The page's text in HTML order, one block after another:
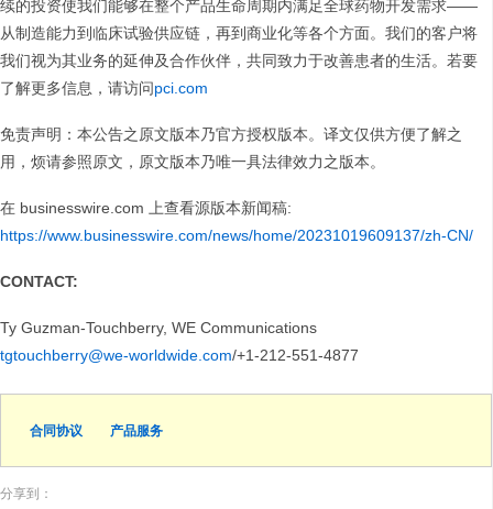
续的投资使我们能够在整个产品生命周期内满足全球药物开发需求——
从制造能力到临床试验供应链，再到商业化等各个方面。我们的客户将
我们视为其业务的延伸及合作伙伴，共同致力于改善患者的生活。若要
了解更多信息，请访问pci.com
免责声明：本公告之原文版本乃官方授权版本。译文仅供方便了解之
用，烦请参照原文，原文版本乃唯一具法律效力之版本。
在 businesswire.com 上查看源版本新闻稿:
https://www.businesswire.com/news/home/20231019609137/zh-CN/
CONTACT:
Ty Guzman-Touchberry, WE Communications
tgtouchberry@we-worldwide.com/+1-212-551-4877
合同协议 产品服务
分享到：